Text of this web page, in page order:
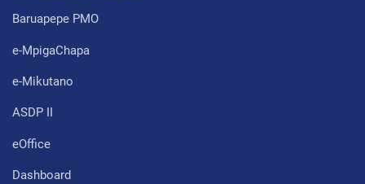
Baruapepe PMO
e-MpigaChapa
e-Mikutano
ASDP II
eOffice
Dashboard